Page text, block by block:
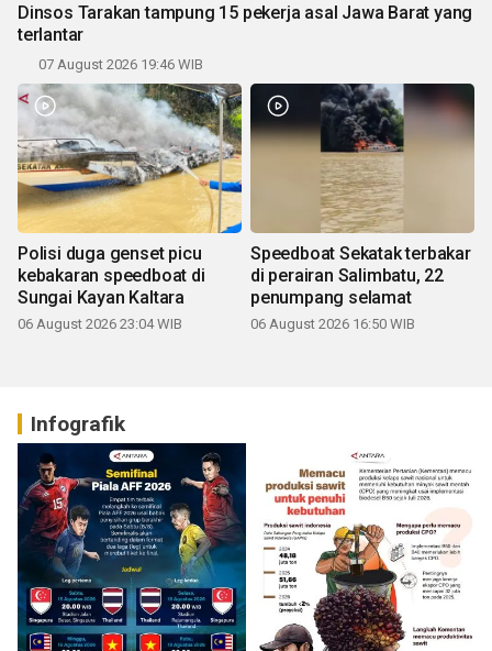
Dinsos Tarakan tampung 15 pekerja asal Jawa Barat yang
terlantar
07 August 2026 19:46 WIB
Polisi duga genset picu
kebakaran speedboat di
Sungai Kayan Kaltara
06 August 2026 23:04 WIB
Speedboat Sekatak terbakar
di perairan Salimbatu, 22
penumpang selamat
06 August 2026 16:50 WIB
Infografik